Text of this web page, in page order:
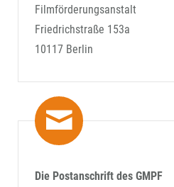
Filmförderungsanstalt
Friedrichstraße 153a
10117 Berlin
Die Postanschrift des GMPF